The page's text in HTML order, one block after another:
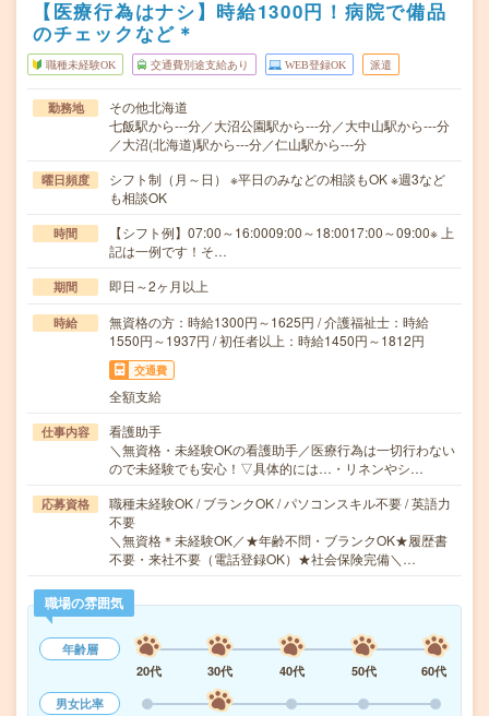
【医療行為はナシ】時給1300円！病院で備品
のチェックなど＊
職種未経験OK 交通費別途支給あり WEB登録OK 派遣
勤務地
その他北海道
七飯駅から---分／大沼公園駅から---分／大中山駅から---分
／大沼(北海道)駅から---分／仁山駅から---分
曜日頻度
シフト制（月～日） ※平日のみなどの相談もOK ※週3など
も相談OK
時間
【シフト例】07:00～16:0009:00～18:0017:00～09:00※ 上
記は一例です！そ…
期間 即日～2ヶ月以上
時給
無資格の方：時給1300円～1625円 / 介護福祉士：時給
1550円～1937円 / 初任者以上：時給1450円～1812円
交通費
全額支給
仕事内容
看護助手
＼無資格・未経験OKの看護助手／医療行為は一切行わない
ので未経験でも安心！▽具体的には…・リネンやシ…
応募資格
職種未経験OK / ブランクOK / パソコンスキル不要 / 英語力
不要
＼無資格＊未経験OK／★年齢不問・ブランクOK★履歴書
不要・来社不要（電話登録OK）★社会保険完備＼…
職場の雰囲気
年齢層
20代
30代 40代 50代
60代
男女比率